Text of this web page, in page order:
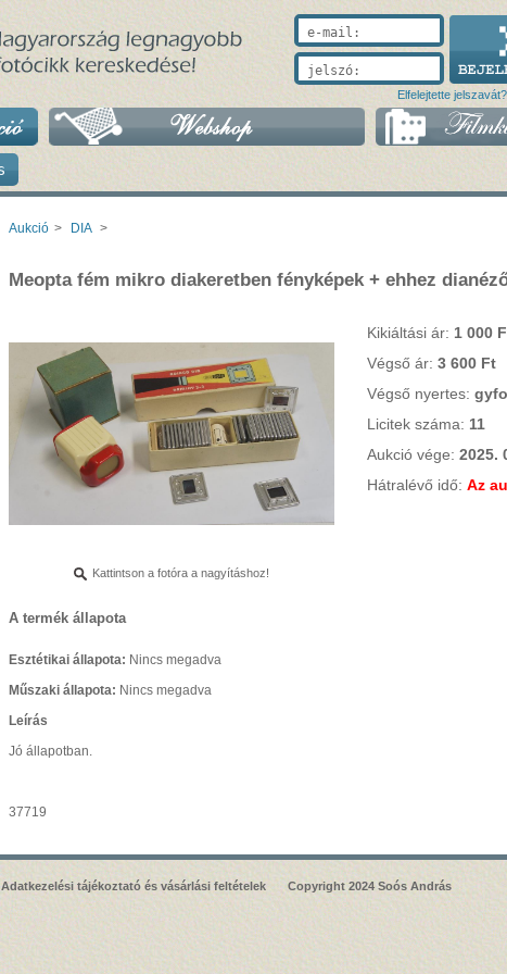
e-mail:
jelszó:
Elfelejtette jelszavát?
Aukció > DIA >
Meopta fém mikro diakeretben fényképek + ehhez
Kattintson a fotóra a nagyításhoz!
Kikiáltási ár: 1 000
Végső ár: 3 600 Ft
Végső nyertes:
Licitek száma: 11
Aukció vége: 2025.
Hátralévő idő: Az
A termék állapota
Esztétikai állapota: Nincs megadva
Műszaki állapota: Nincs megadva
Leírás
Jó állapotban.
37719
Adatkezelési tájékoztató és vásárlási feltételek Copyright 2024 Soós András